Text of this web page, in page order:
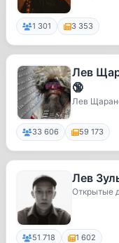
1 301 3 353
Лев
🔞
Лев
33 606 59 173
Лев
Открытые
51 718 1 602